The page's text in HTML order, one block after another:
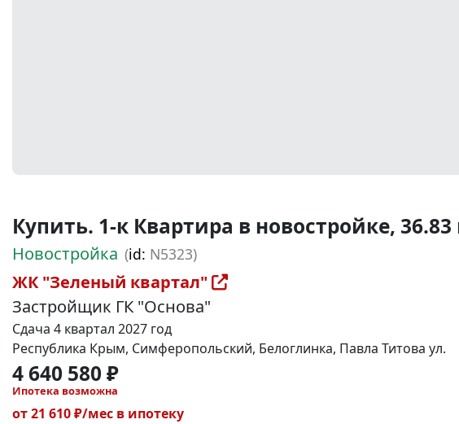
Купить. 1-к Квартира в новостройке, 36.83
Новостройка (id: N5323)
ЖК "Зеленый квартал"
Застройщик ГК "Основа"
Сдача 4 квартал 2027 год
Республика Крым, Симферопольский, Белоглинка, Павла Титова ул.
4 640 580 ₽
Ипотека возможна
от 21 610 ₽/мес в ипотеку